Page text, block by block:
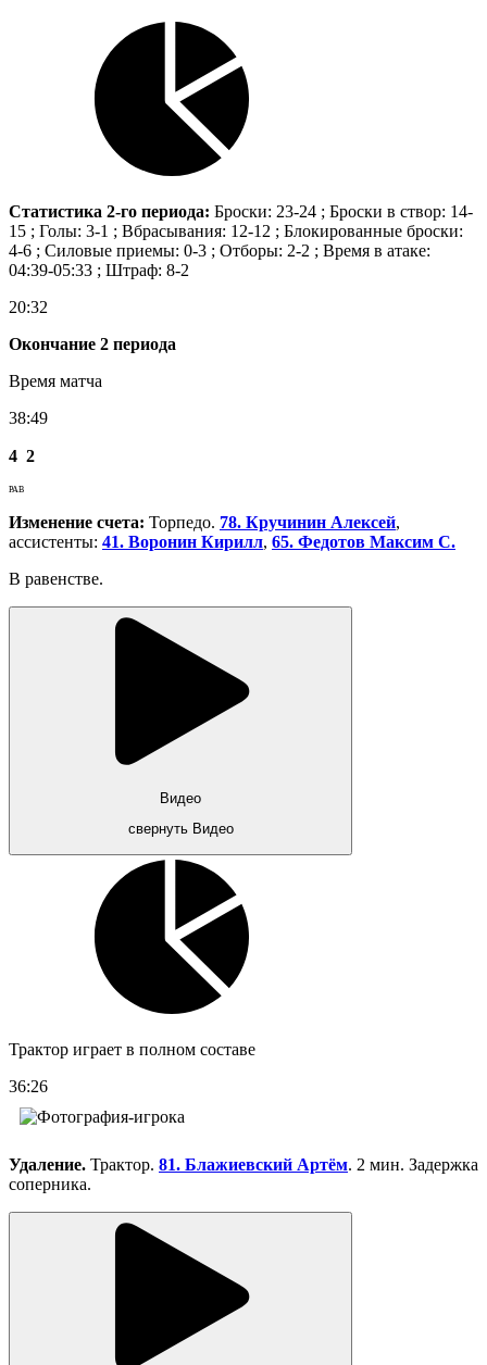
Статистика 2-го периода: Броски: 23-24 ; Броски в створ: 14-
15 ; Голы: 3-1 ; Вбрасывания: 12-12 ; Блокированные броски:
4-6 ; Силовые приемы: 0-3 ; Отборы: 2-2 ; Время в атаке:
04:39-05:33 ; Штраф: 8-2
20:32
Окончание 2 периода
Время матча
38:49
4 2
РАВ
Изменение счета: Торпедо. 78. Кручинин Алексей,
ассистенты: 41. Воронин Кирилл, 65. Федотов Максим С.
В равенстве.
Видео
свернуть Видео
Трактор играет в полном составе
36:26
Удаление. Трактор. 81. Блажиевский Артём. 2 мин. Задержка
соперника.